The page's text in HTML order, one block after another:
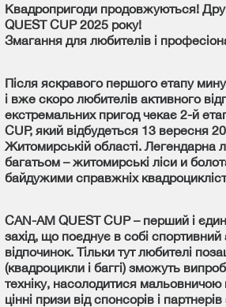
Квадропригоди продовжуються!
QUEST CUP 2025 року!
Змагання для любителів і
Після яскравого першого етапу
і вже скоро любителів активного
екстремальних пригод чекає 2-й
CUP, який відбудеться 13 вересня
Житомирській області. Легендарна
багатьом – житомирські ліси и
байдужими справжніх
CAN-AM QUEST CUP – перший і
захід, що поєднує в собі спортивний
відпочинок. Тільки тут любителі
(квадроцикли і баггі) зможуть
техніку, насолодитися
цінні призи від спонсорів і